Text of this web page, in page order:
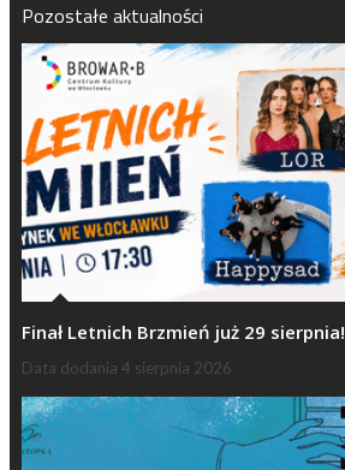
Pozostałe aktualności
Finał Letnich Brzmień już 29 sierpnia!
Data dodania 4 sierpnia 2026